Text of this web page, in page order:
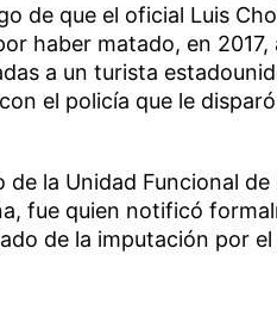
de que el oficial Luis
haber matado, en
a un turista
el policía que le
la Unidad Funcional
fue quien notificó
de la imputación por